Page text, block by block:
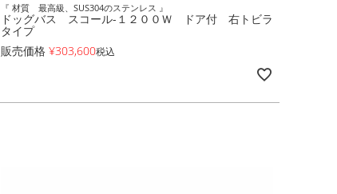
『 材質 最高級、SUS304のステンレス 』
ドッグバス スコール-１２００Ｗ ドア付 右トビラ
タイプ
販売価格 ¥303,600税込